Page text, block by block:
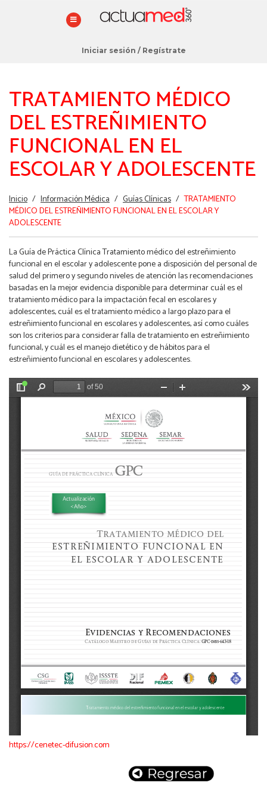
Iniciar sesión / Regístrate
TRATAMIENTO MÉDICO
DEL ESTREÑIMIENTO
FUNCIONAL EN EL
ESCOLAR Y ADOLESCENTE
Estás
aquí
Inicio / Información Médica / Guías Clínicas / TRATAMIENTO
MÉDICO DEL ESTREÑIMIENTO FUNCIONAL EN EL ESCOLAR Y
ADOLESCENTE
La Guía de Práctica Clínica Tratamiento médico del estreñimiento
funcional en el escolar y adolescente pone a disposición del personal de
salud del primero y segundo niveles de atención las recomendaciones
basadas en la mejor evidencia disponible para determinar cuál es el
tratamiento médico para la impactación fecal en escolares y
adolescentes, cuál es el tratamiento médico a largo plazo para el
estreñimiento funcional en escolares y adolescentes, así como cuáles
son los criterios para considerar falla de tratamiento en estreñimiento
funcional, y cuál es el manejo dietético y de hábitos para el
estreñimiento funcional en escolares y adolescentes.
https://cenetec-difusion.com